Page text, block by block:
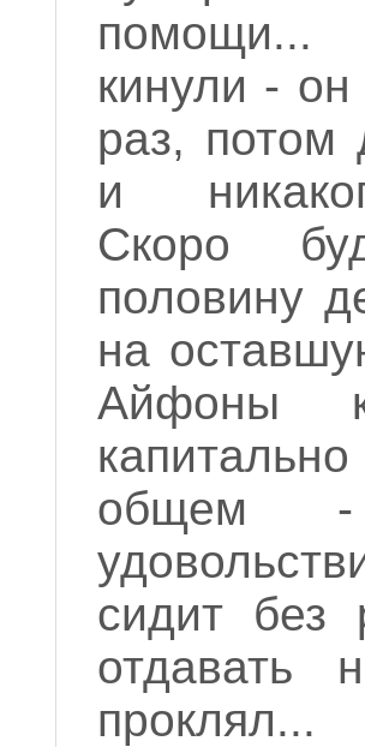
кинули - он
раз, потом
и
Скоро
половину
на
Айфоны
общем
сидит без
отдавать
проклял...